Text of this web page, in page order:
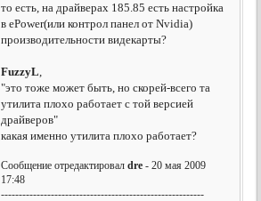
то есть, на драйверах 185.85 есть настройка
в ePower(или контрол панел от Nvidia)
производительности видекарты?
FuzzyL,
"это тоже может быть, но скорей-всего та
утилита плохо работает с той версией
драйверов"
какая именно утилита плохо работает?
Сообщение отредактировалdre - 20 мая 2009
17:48
---------------------------------------------------------